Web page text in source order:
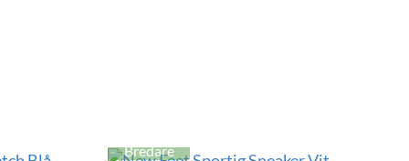
Bredare